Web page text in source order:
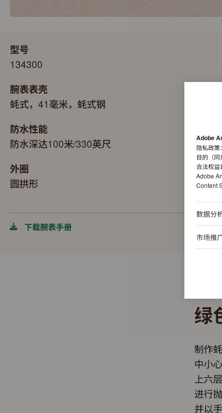
型号
134300
腕表表壳
蚝式，41毫米，蚝式钢
防水性能
防水深达100米/330英尺
外圈
圆拱形
下载腕表手册
绿
制作
中小
上六
进行
并以
Adobe
隐私政策
目的（同
合法权益
Adobe
Content
数据分
市场推